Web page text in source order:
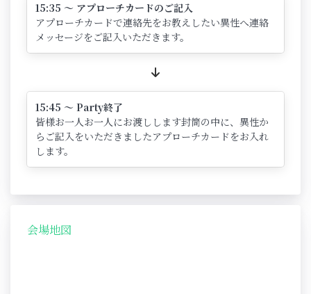
15:35 ～ アプローチカードのご記入
アプローチカードで連絡先をお教えしたい異性へ連絡
メッセージをご記入いただきます。
15:45 ～ Party終了
皆様お一人お一人にお渡しします封筒の中に、異性か
らご記入をいただきましたアプローチカードをお入れ
します。
会場地図